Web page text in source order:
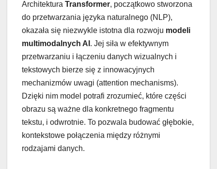
Architektura Transformer, początkowo stworzona
do przetwarzania języka naturalnego (NLP),
okazała się niezwykle istotna dla rozwoju modeli
multimodalnych AI . Jej siła w efektywnym
przetwarzaniu i łączeniu danych wizualnych i
tekstowych bierze się z innowacyjnych
mechanizmów uwagi (attention mechanisms).
Dzięki nim model potrafi zrozumieć, które części
obrazu są ważne dla konkretnego fragmentu
tekstu, i odwrotnie. To pozwala budować głębokie,
kontekstowe połączenia między różnymi
rodzajami danych.